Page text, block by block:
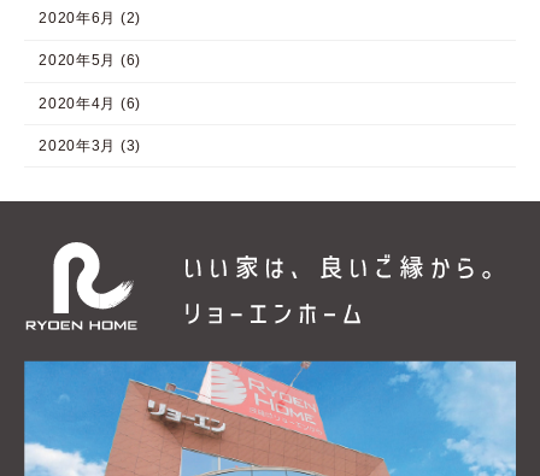
2020年6月 (2)
2020年5月 (6)
2020年4月 (6)
2020年3月 (3)